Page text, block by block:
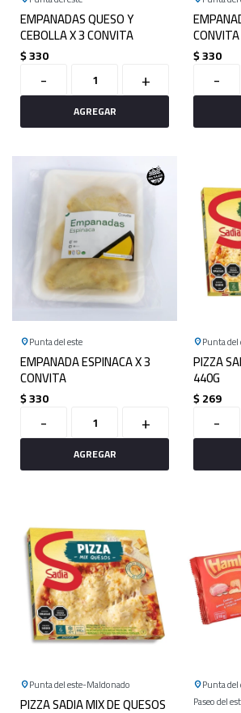
EMPANADAS QUESO Y
CEBOLLA X 3 CONVITA
$330
- +
CONVITA
$330
-
Punta del este
EMPANADA ESPINACA X 3
CONVITA
$330
- +
Punta del
PIZZA
440G
$269
-
Punta del este Maldonado
PIZZA SADIA MIX DE QUESOS
Punta del
Paseo del